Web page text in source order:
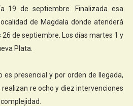
19 de septiembre. Finalizada esa
de Magdala donde atenderá
26 de septiembre. Los días martes 1 y
Plata.
es presencial y por orden de llegada,
re ocho y diez intervenciones